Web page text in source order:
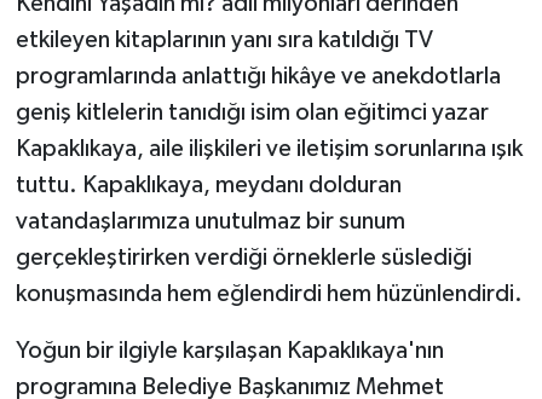
etkileyen kitaplarının yanı sıra katıldığı TV
programlarında anlattığı hikâye ve anekdotlarla
geniş kitlelerin tanıdığı isim olan eğitimci yazar
Kapaklıkaya, aile ilişkileri ve iletişim sorunlarına ışık
tuttu. Kapaklıkaya, meydanı dolduran
vatandaşlarımıza unutulmaz bir sunum
gerçekleştirirken verdiği örneklerle süslediği
konuşmasında hem eğlendirdi hem hüzünlendirdi.
Yoğun bir ilgiyle karşılaşan Kapaklıkaya'nın
programına Belediye Başkanımız Mehmet